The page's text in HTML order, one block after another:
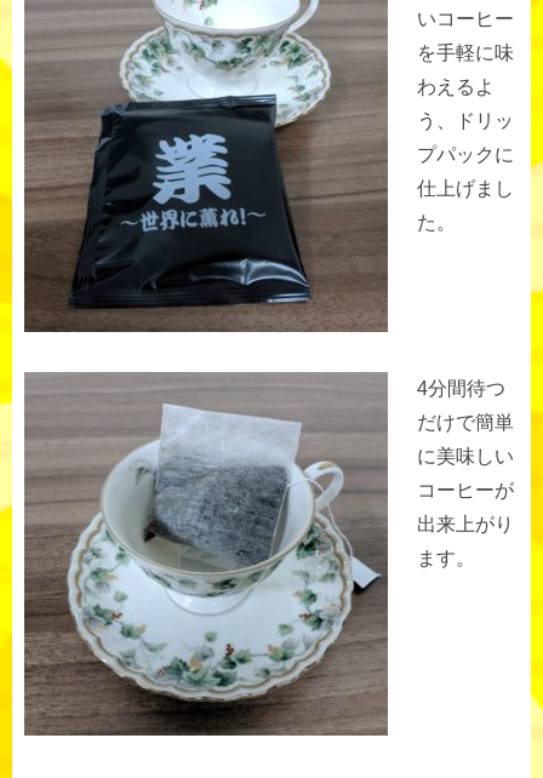
いコーヒー
を手軽に味
わえるよ
う、ドリッ
プパックに
仕上げまし
た。
4分間待つ
だけで簡単
に美味しい
コーヒーが
出来上がり
ます。